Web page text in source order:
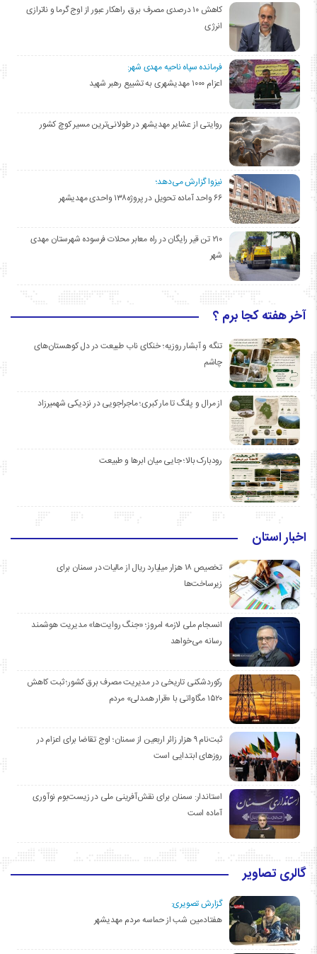
کاهش ۱۰ درصدی مصرف برق، راهکار عبور از اوج گرما و ناترازی
انرژی
فرمانده سپاه ناحیه مهدی شهر:
اعزام ۱۰۰۰ مهدیشهری به تشییع رهبر شهید
روایتی از عشایر مهدیشهر در طولانی‌ترین مسیر کوچ کشور
نیزوا گزارش می‌دهد؛
۶۶ واحد آماده تحویل در پروژه۱۳۸ واحدی مهدیشهر
۲۱۰ تن قیر رایگان در راه معابر محلات فرسوده شهرستان مهدی
شهر
آخر هفته کجا برم ؟
تنگه و آبشار روزیه؛ خنکای ناب طبیعت در دل کوهستان‌های
چاشم
از مرال و پلنگ تا مار کبری؛ ماجراجویی در نزدیکی شهمیرزاد
رودبارک بالا؛ جایی میان ابرها و طبیعت
اخبار استان
تخصیص ۱۸ هزار میلیارد ریال از مالیات در سمنان برای
زیرساخت‌ها
انسجام ملی لازمه امروز؛ «جنگ روایت‌ها» مدیریت هوشمند
رسانه می‌خواهد
رکوردشکنی تاریخی در مدیریت مصرف برق کشور؛ ثبت کاهش
۱۵۲۰ مگاواتی با «قرار همدلی» مردم
ثبت‌نام ۹ هزار زائر اربعین از سمنان؛ اوج تقاضا برای اعزام در
روزهای ابتدایی است
استاندار: سمنان برای نقش‌آفرینی ملی در زیست‌بوم نوآوری
آماده است
گالری تصاویر
گزارش تصویری:
هفتادمین شب از حماسه مردم مهدیشهر